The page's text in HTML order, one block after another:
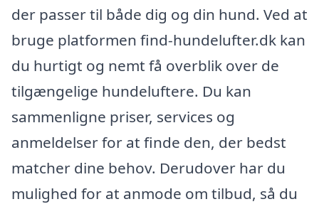
der passer til både dig og din hund. Ved at
bruge platformen find-hundelufter.dk kan
du hurtigt og nemt få overblik over de
tilgængelige hundeluftere. Du kan
sammenligne priser, services og
anmeldelser for at finde den, der bedst
matcher dine behov. Derudover har du
mulighed for at anmode om tilbud, så du